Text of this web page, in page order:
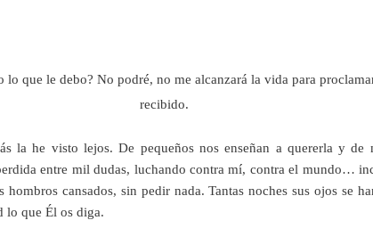
lo que le debo? No podré, no me alcanzará la vida para
recibido.
la he visto lejos. De pequeños nos enseñan a quererla y de
entre mil dudas, luchando contra mí, contra el mundo…
hombros cansados, sin pedir nada. Tantas noches sus ojos se
lo que Él os diga.